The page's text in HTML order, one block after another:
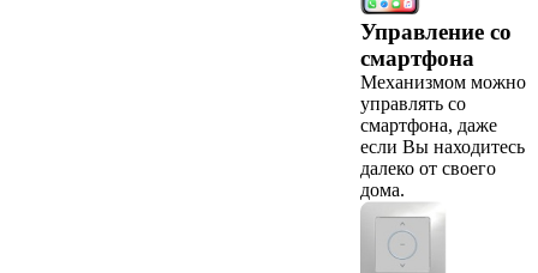
Управление со
смартфона
Механизмом можно
управлять со
смартфона, даже
если Вы находитесь
далеко от своего
дома.